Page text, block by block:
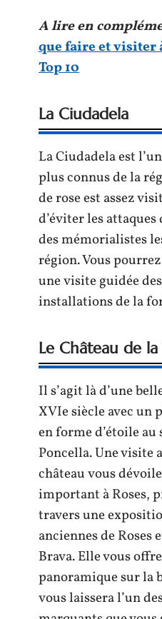
A lire en
que faire et visiter
Top 10
La Ciudadela
La Ciudadela est
plus connus de la
de rose est assez
d’éviter les attaques
des mémorialistes
région. Vous
une visite guidée
installations de la
Le Château de
Il s’agit là d’une
XVIe siècle avec un
en forme d’étoile au
Poncella. Une visite
château vous
important à Roses,
travers une
anciennes de Roses
Brava. Elle vous
panoramique sur la
vous laissera l’un